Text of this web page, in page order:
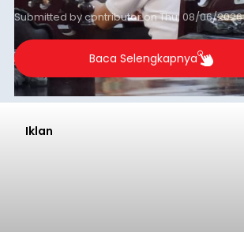
Submitted bycontributoronThu, 08/06/
Baca Selengkapnya
Iklan